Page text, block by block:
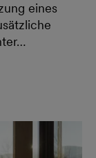
eines